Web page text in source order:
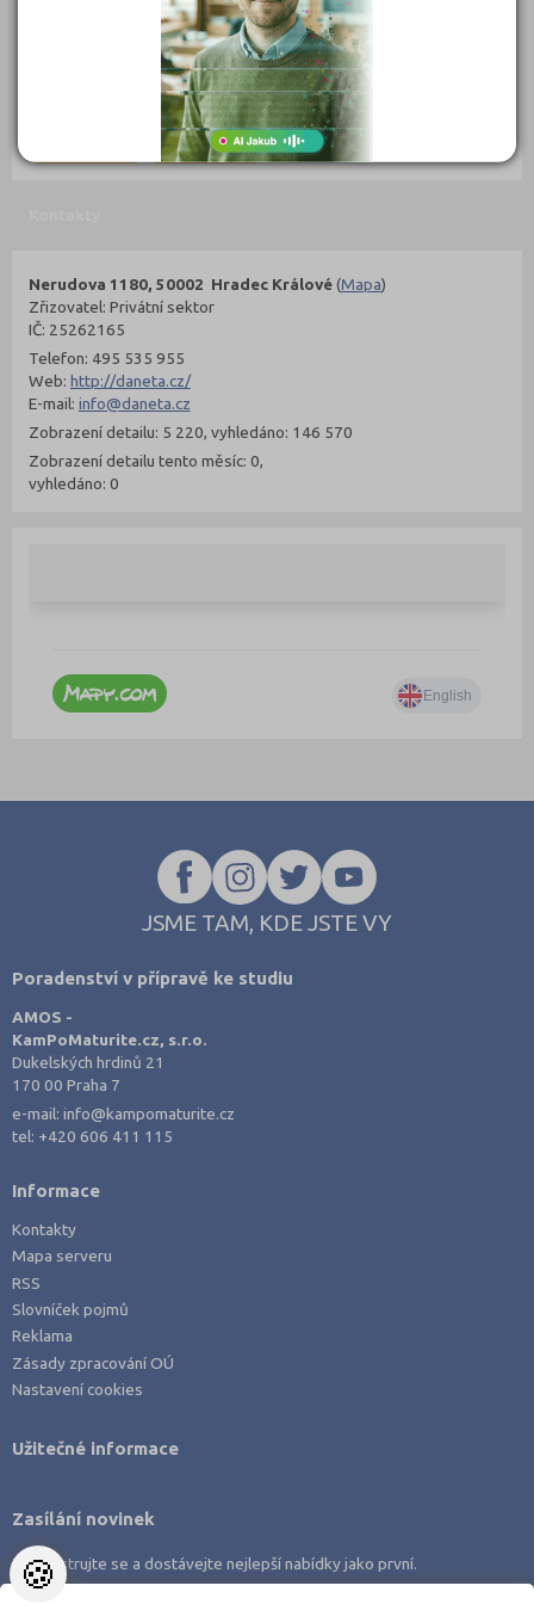
299 Kč
Objednat
Nerudova 1180, 50002 Hradec Králové(Mapa)
Zřizovatel: Privátní sektor
IČ: 25262165
Telefon: 495 535 955
Web: http://daneta.cz/
E-mail: info@daneta.cz
Zobrazení detailu: 5 220, vyhledáno: 146 570
Zobrazení detailu tento měsíc: 0,
vyhledáno: 0
JSME TAM, KDE JSTE VY
Poradenství v přípravě ke studiu
AMOS -
KamPoMaturite.cz, s.r.o.
Dukelských hrdinů 21
170 00 Praha 7
e-mail:info@kampomaturite.cz
tel: +420 606 411 115
Informace
Kontakty
Mapa serveru
RSS
Slovníček pojmů
Reklama
Zásady zpracování OÚ
Nastavení cookies
Užitečné informace
Zasílání novinek
Zaregistrujte se a dostávejte nejlepší nabídky jako první.
🍪